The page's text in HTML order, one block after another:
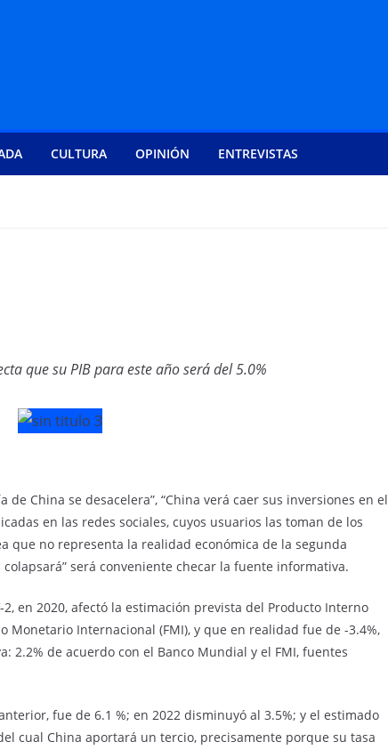
CULTURA OPINIÓN ENTREVISTAS
que su PIB para este año será del 5.0%
de China se desacelera”, “China verá caer sus inversiones en el
en las redes sociales, cuyos usuarios las toman de los
que no representa la realidad económica de la segunda
será conveniente checar la fuente informativa.
2, en 2020, afectó la estimación prevista del Producto Interno
Monetario Internacional (FMI), y que en realidad fue de -3.4%,
2.2% de acuerdo con el Banco Mundial y el FMI, fuentes
fue de 6.1 %; en 2022 disminuyó al 3.5%; y el estimado
cual China aportará un tercio, precisamente porque su tasa